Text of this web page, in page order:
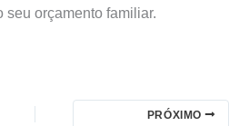
seu orçamento familiar.
PRÓXIMO